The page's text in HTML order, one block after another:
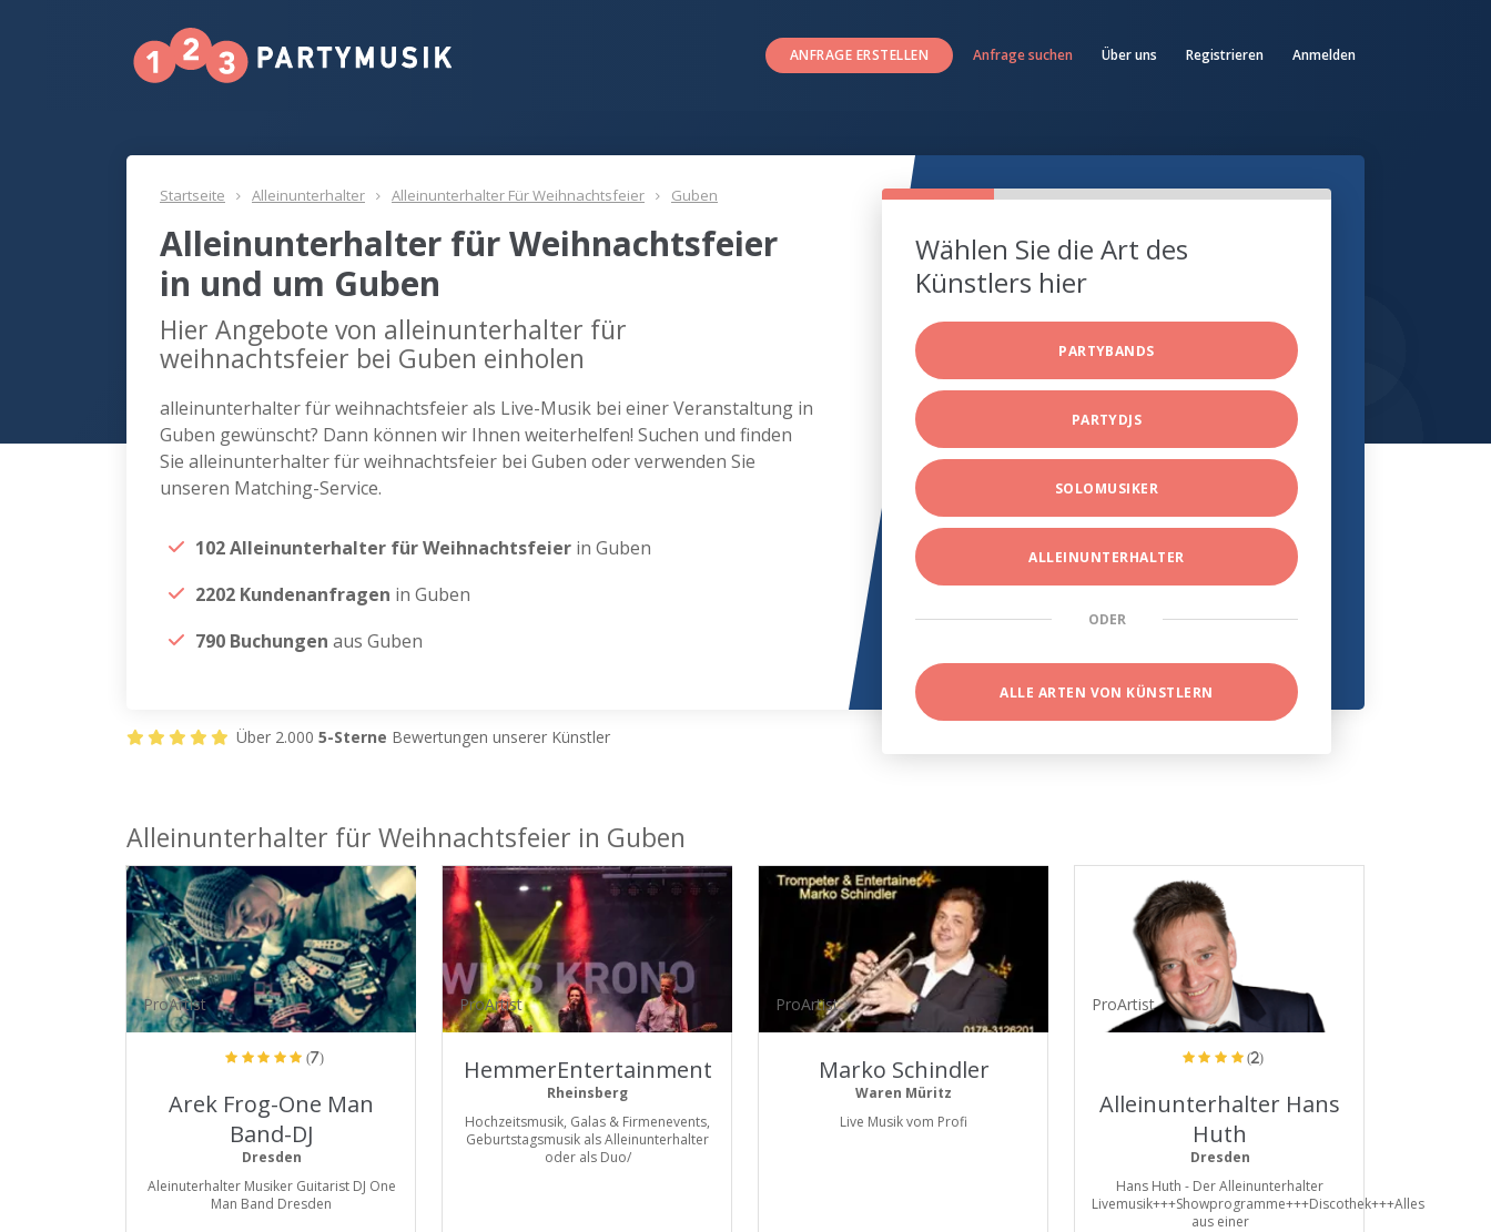
ANFRAGE ERSTELLEN Anfrage suchen Über uns Registrieren Anmelden
Startseite Alleinunterhalter Alleinunterhalter Für Weihnachtsfeier Guben
Alleinunterhalter für Weihnachtsfeier
in und um Guben
Hier Angebote von alleinunterhalter für
weihnachtsfeier bei Guben einholen
alleinunterhalter für weihnachtsfeier als Live-Musik bei einer Veranstaltung in
Guben gewünscht? Dann können wir Ihnen weiterhelfen! Suchen und finden
Sie alleinunterhalter für weihnachtsfeier bei Guben oder verwenden Sie
unseren Matching-Service.
102 Alleinunterhalter für Weihnachtsfeier in Guben
2202 Kundenanfragen in Guben
790 Buchungen aus Guben
Wählen Sie die Art des
Künstlers hier
PARTYBANDS
PARTYDJS
SOLOMUSIKER
ALLEINUNTERHALTER
ODER
ALLE ARTEN VON KÜNSTLERN
Über 2.000 5-Sterne Bewertungen unserer Künstler
Alleinunterhalter für Weihnachtsfeier in Guben
ProArtist
(7)
Arek Frog-One Man
Band-DJ
Dresden
Aleinuterhalter Musiker Guitarist DJ One
Man Band Dresden
ProArtist
HemmerEntertainment
Rheinsberg
Hochzeitsmusik, Galas & Firmenevents,
Geburtstagsmusik als Alleinunterhalter
oder als Duo/
ProArtist
Marko Schindler
Waren Müritz
Live Musik vom Profi
ProArtist
(2)
Alleinunterhalter Hans
Huth
Dresden
Hans Huth - Der Alleinunterhalter
Livemusik+++Showprogramme+++Discothek+++Alles
aus einer